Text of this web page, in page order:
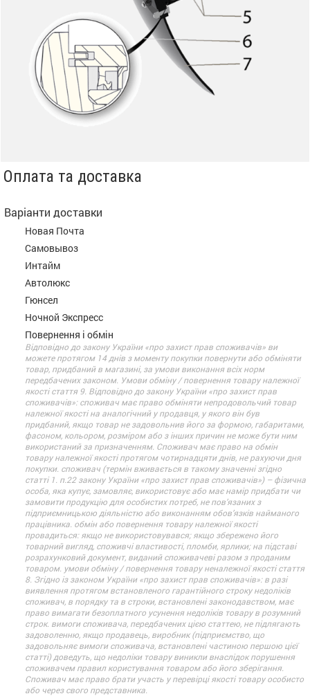
Оплата та доставка
Варіанти доставки
Новая Почта
Самовывоз
Интайм
Автолюкс
Гюнсел
Ночной Экспресс
Повернення і обмін
Відповідно до закону України «про захист прав споживачів» ви
можете протягом 14 днів з моменту покупки повернути або обміняти
товар, придбаний в магазині, за умови виконання всіх норм
передбачених законом. Умови обміну / повернення товару належної
якості стаття 9. Відповідно до закону України «про захист прав
споживачів»: споживач має право обміняти непродовольчий товар
належної якості на аналогічний у продавця, у якого він був
придбаний, якщо товар не задовольнив його за формою, габаритами,
фасоном, кольором, розміром або з інших причин не може бути ним
використаний за призначенням. Споживач має право на обмін
товару належної якості протягом чотирнадцяти днів, не рахуючи дня
покупки. споживач (термін вживається в такому значенні згідно
статті 1. п.22 закону України «про захист прав споживачів») – фізична
особа, яка купує, замовляє, використовує або має намір придбати чи
замовити продукцію для особистих потреб, не пов’язаних з
підприємницькою діяльністю або виконанням обов’язків найманого
працівника. обмін або повернення товару належної якості
провадиться: якщо не використовувався; якщо збережено його
товарний вигляд, споживчі властивості, пломби, ярлики; на підставі
розрахунковий документ, виданий споживачеві разом з проданим
товаром. умови обміну / повернення товару неналежної якості стаття
8. Згідно із законом України «про захист прав споживачів»: в разі
виявлення протягом встановленого гарантійного строку недоліків
споживач, в порядку та в строки, встановлені законодавством, має
право вимагати безоплатного усунення недоліків товару в розумний
строк. вимоги споживача, передбачених цією статтею, не підлягають
задоволенню, якщо продавець, виробник (підприємство, що
задовольняє вимоги споживача, встановлені частиною першою цієї
статті) доведуть, що недоліки товару виникли внаслідок порушення
споживачем правил користування товаром або його зберігання.
Споживач має право брати участь у перевірці якості товару особисто
або через свого представника.